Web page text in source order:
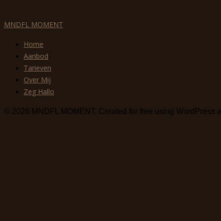
MNDFL MOMENT
Home
Aanbod
Tarieven
Over Mij
Zeg Hallo
© 2026 MNDFL MOMENT. Created for free using WordPress